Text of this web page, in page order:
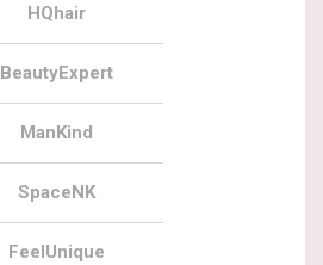
HQhair
BeautyExpert
ManKind
SpaceNK
FeelUnique